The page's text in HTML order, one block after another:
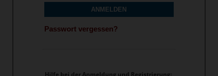
ANMELDEN
Passwort vergessen?